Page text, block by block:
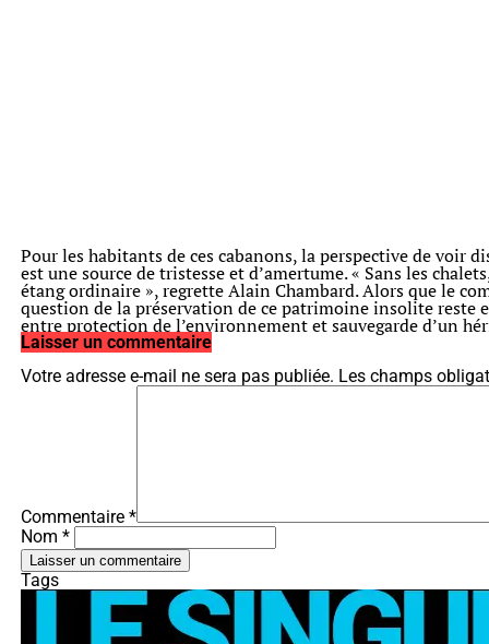
Pour les habitants de ces cabanons, la perspective de voir
est une source de tristesse et d’amertume. « Sans les
étang ordinaire », regrette Alain Chambard. Alors que le
question de la préservation de ce patrimoine insolite reste
entre protection de l’environnement et sauvegarde d’un
Laisser un commentaire
Votre adresse e-mail ne sera pas publiée. Les champs
Commentaire *
Nom *
Tags